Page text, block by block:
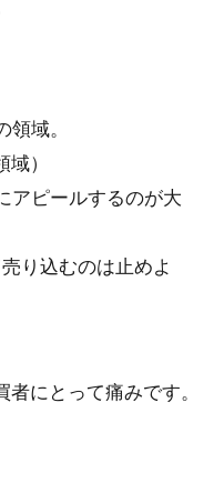
域。
）
アピールするのが大
り込むのは止めよ
にとって痛みです。